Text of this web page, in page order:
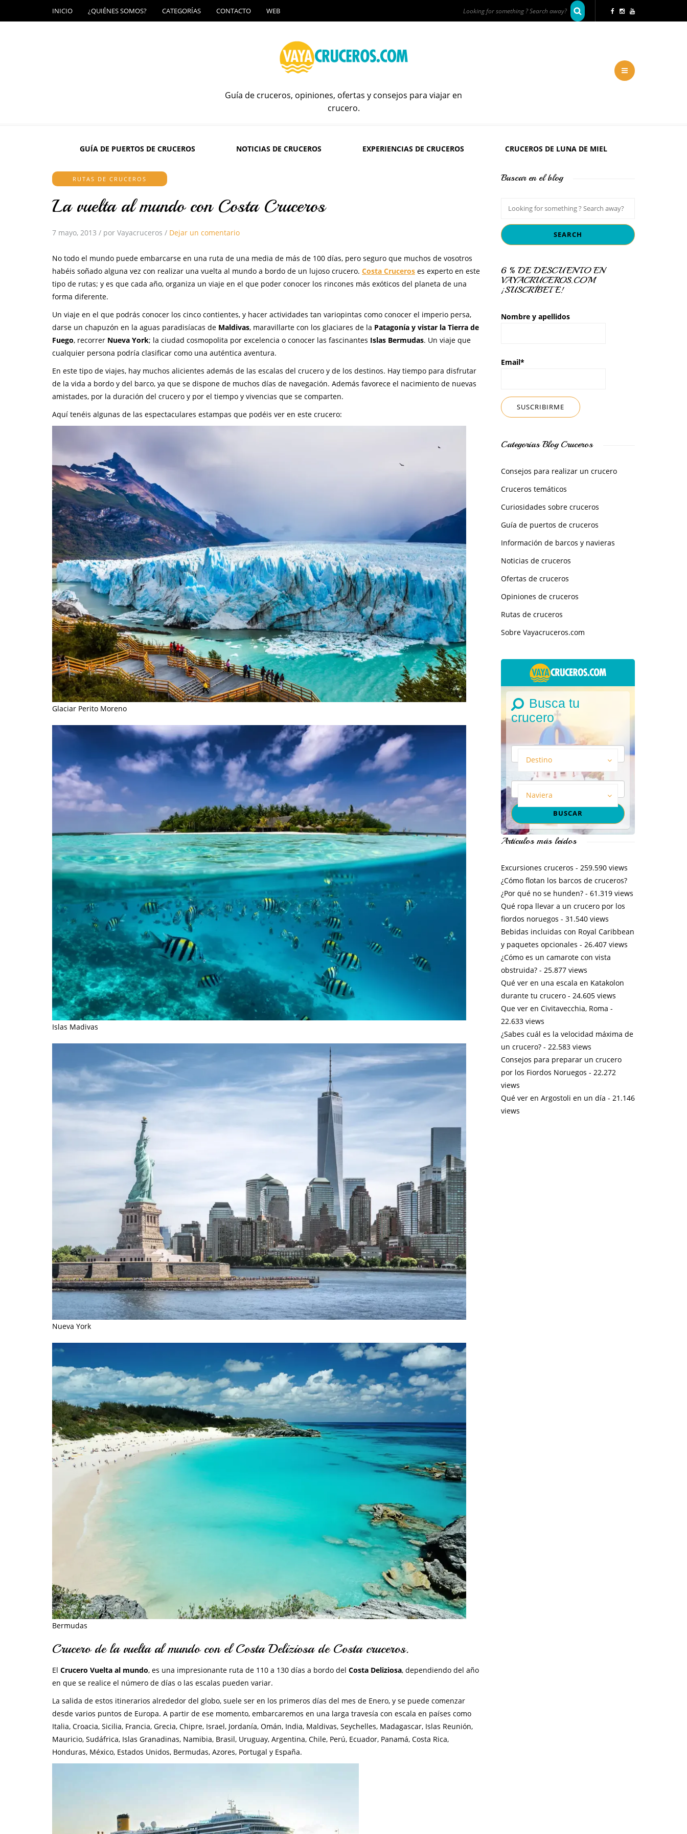
INICIO ¿QUIÉNES SOMOS? CATEGORÍAS CONTACTO WEB
Guía de cruceros, opiniones, ofertas y consejos para viajar en
crucero.
GUÍA DE PUERTOS DE CRUCEROS NOTICIAS DE CRUCEROS EXPERIENCIAS DE CRUCEROS CRUCEROS DE LUNA DE MIEL
RUTAS DE CRUCEROS
La vuelta al mundo con Costa Cruceros
7 mayo, 2013 / por Vayacruceros / Dejar un comentario
No todo el mundo puede embarcarse en una ruta de una media de más de 100 días, pero seguro que muchos de vosotros
habéis soñado alguna vez con realizar una vuelta al mundo a bordo de un lujoso crucero. Costa Cruceros es experto en este
tipo de rutas; y es que cada año, organiza un viaje en el que poder conocer los rincones más exóticos del planeta de una
forma diferente.
Un viaje en el que podrás conocer los cinco contientes, y hacer actividades tan variopintas como conocer el imperio persa,
darse un chapuzón en la aguas paradisíacas de Maldivas, maravillarte con los glaciares de la Patagonía y vistar la Tierra de
Fuego, recorrer Nueva York; la ciudad cosmopolita por excelencia o conocer las fascinantes Islas Bermudas. Un viaje que
cualquier persona podría clasificar como una auténtica aventura.
En este tipo de viajes, hay muchos alicientes además de las escalas del crucero y de los destinos. Hay tiempo para disfrutar
de la vida a bordo y del barco, ya que se dispone de muchos días de navegación. Además favorece el nacimiento de nuevas
amistades, por la duración del crucero y por el tiempo y vivencias que se comparten.
Aquí tenéis algunas de las espectaculares estampas que podéis ver en este crucero:
Glaciar Perito Moreno
Islas Madivas
Nueva York
Bermudas
Crucero de la vuelta al mundo con el Costa Deliziosa de Costa cruceros.
El Crucero Vuelta al mundo, es una impresionante ruta de 110 a 130 días a bordo del Costa Deliziosa, dependiendo del año
en que se realice el número de días o las escalas pueden variar.
La salida de estos itinerarios alrededor del globo, suele ser en los primeros días del mes de Enero, y se puede comenzar
desde varios puntos de Europa. A partir de ese momento, embarcaremos en una larga travesía con escala en países como
Italia, Croacia, Sicilia, Francia, Grecia, Chipre, Israel, Jordanía, Omán, India, Maldivas, Seychelles, Madagascar, Islas Reunión,
Mauricio, Sudáfrica, Islas Granadinas, Namibia, Brasil, Uruguay, Argentina, Chile, Perú, Ecuador, Panamá, Costa Rica,
Honduras, México, Estados Unidos, Bermudas, Azores, Portugal y España.
Buscar en el blog
6 % DE DESCUENTO EN
VAYACRUCEROS.COM
¡SUSCRÍBETE!
Nombre y apellidos
Email*
Categorías Blog Cruceros
Consejos para realizar un crucero
Cruceros temáticos
Curiosidades sobre cruceros
Guía de puertos de cruceros
Información de barcos y navieras
Noticias de cruceros
Ofertas de cruceros
Opiniones de cruceros
Rutas de cruceros
Sobre Vayacruceros.com
Busca tu
crucero
Destino
Naviera
Artículos más leídos
Excursiones cruceros - 259.590 views
¿Cómo flotan los barcos de cruceros?
¿Por qué no se hunden?- 61.319 views
Qué ropa llevar a un crucero por los
fiordos noruegos - 31.540 views
Bebidas incluidas con Royal Caribbean
y paquetes opcionales - 26.407 views
¿Cómo es un camarote con vista
obstruida?- 25.877 views
Qué ver en una escala en Katakolon
durante tu crucero- 24.605 views
Que ver en Civitavecchia, Roma -
22.633 views
¿Sabes cuál es la velocidad máxima de
un crucero?- 22.583 views
Consejos para preparar un crucero
por los Fiordos Noruegos - 22.272
views
Qué ver en Argostoli en un día - 21.146
views